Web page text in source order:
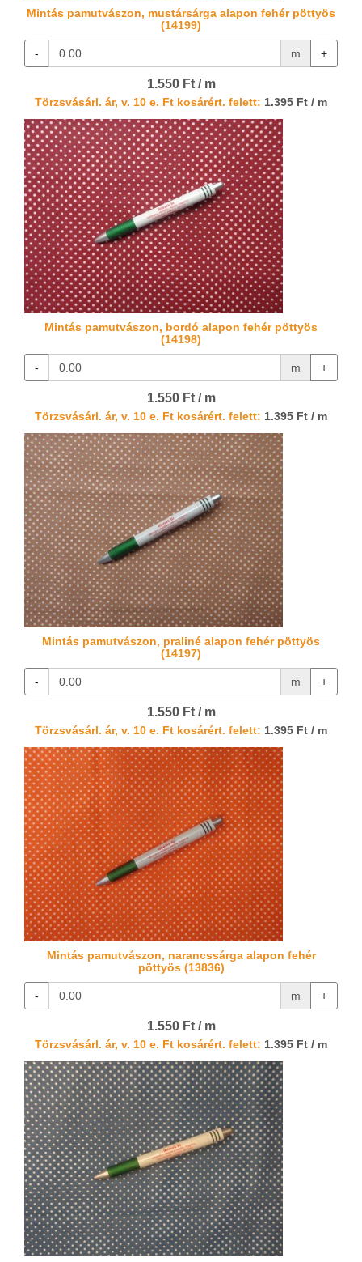
Mintás pamutvászon, mustársárga alapon fehér pöttyös
(14199)
- m +
1.550 Ft / m
Törzsvásárl. ár, v. 10 e. Ft kosárért. felett: 1.395 Ft / m
Mintás pamutvászon, bordó alapon fehér pöttyös
(14198)
- m +
1.550 Ft / m
Törzsvásárl. ár, v. 10 e. Ft kosárért. felett: 1.395 Ft / m
Mintás pamutvászon, praliné alapon fehér pöttyös
(14197)
- m +
1.550 Ft / m
Törzsvásárl. ár, v. 10 e. Ft kosárért. felett: 1.395 Ft / m
Mintás pamutvászon, narancssárga alapon fehér
pöttyös (13836)
- m +
1.550 Ft / m
Törzsvásárl. ár, v. 10 e. Ft kosárért. felett: 1.395 Ft / m